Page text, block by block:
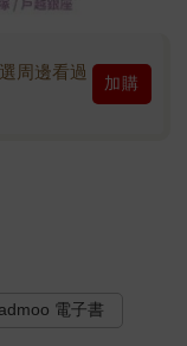
周邊看過
加購
電子書